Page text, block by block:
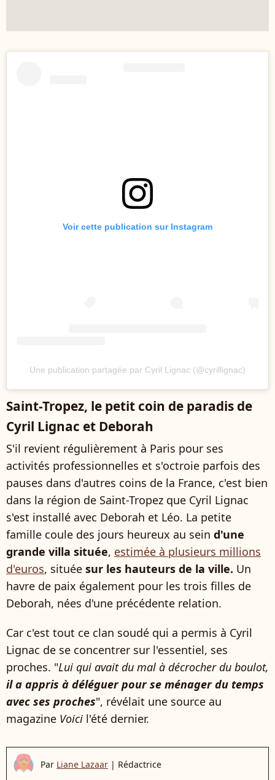
Voir cette publication sur Instagram
Une publication partagée par Cyril Lignac (@cyrillignac)
Saint-Tropez, le petit coin de paradis de
Cyril Lignac et Deborah
S'il revient régulièrement à Paris pour ses
activités professionnelles et s'octroie parfois des
pauses dans d'autres coins de la France, c'est bien
dans la région de Saint-Tropez que Cyril Lignac
s'est installé avec Deborah et Léo. La petite
famille coule des jours heureux au sein d'une
grande villa située, estimée à plusieurs millions
d'euros, située sur les hauteurs de la ville. Un
havre de paix également pour les trois filles de
Deborah, nées d'une précédente relation.
Car c'est tout ce clan soudé qui a permis à Cyril
Lignac de se concentrer sur l'essentiel, ses
proches. "Lui qui avait du mal à décrocher du boulot,
il a appris à déléguer pour se ménager du temps
avec ses proches", révélait une source au
magazine Voici l'été dernier.
Par Liane Lazaar | Rédactrice